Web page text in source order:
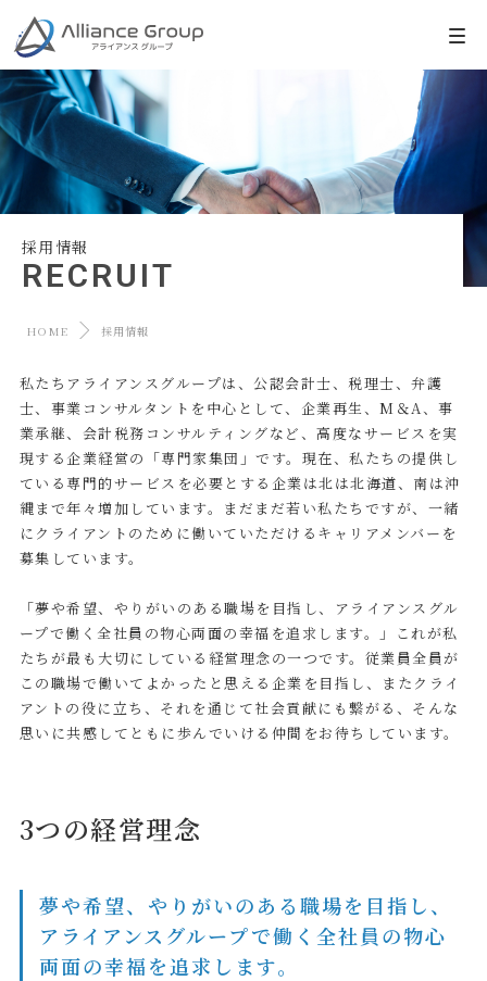
採用情報
RECRUIT
HOME 採用情報
私たちアライアンスグループは、公認会計士、税理士、弁護
士、事業コンサルタントを中心として、企業再生、M＆A、事
業承継、会計税務コンサルティングなど、高度なサービスを実
現する企業経営の「専門家集団」です。現在、私たちの提供し
ている専門的サービスを必要とする企業は北は北海道、南は沖
縄まで年々増加しています。まだまだ若い私たちですが、一緒
にクライアントのために働いていただけるキャリアメンバーを
募集しています。
「夢や希望、やりがいのある職場を目指し、アライアンスグル
ープで働く全社員の物心両面の幸福を追求します。」これが私
たちが最も大切にしている経営理念の一つです。従業員全員が
この職場で働いてよかったと思える企業を目指し、またクライ
アントの役に立ち、それを通じて社会貢献にも繋がる、そんな
思いに共感してともに歩んでいける仲間をお待ちしています。
3つの経営理念
夢や希望、やりがいのある職場を目指し、
アライアンスグループで働く全社員の物心
両面の幸福を追求します。